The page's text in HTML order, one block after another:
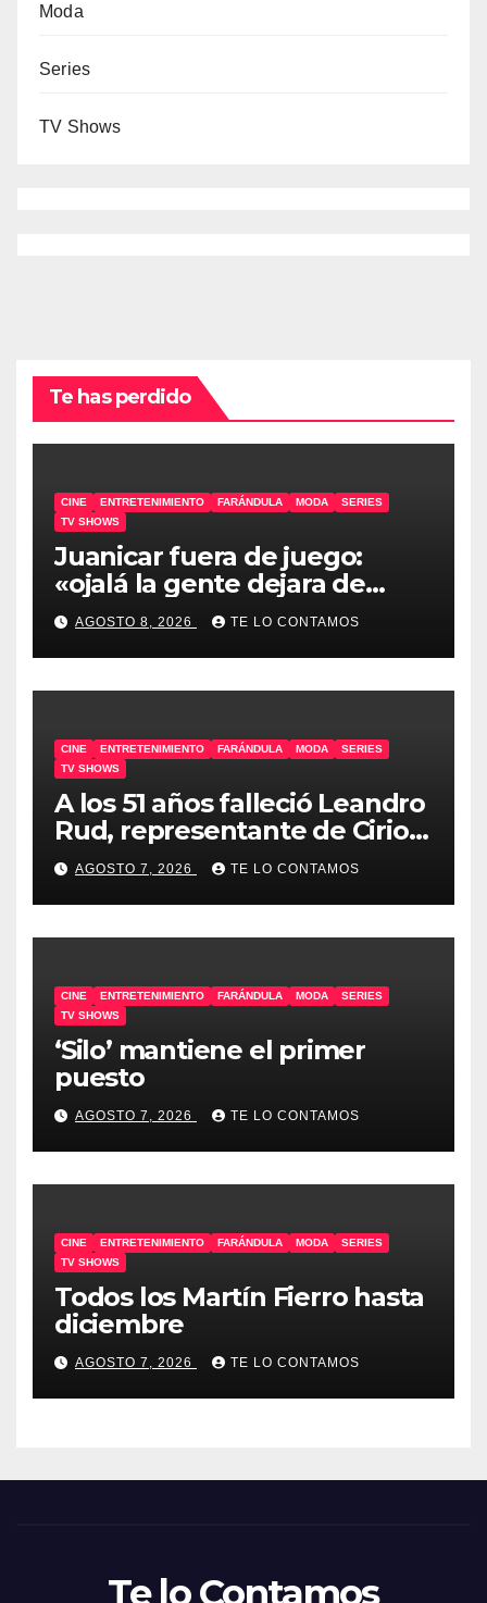
Moda
Series
TV Shows
Te has perdido
CINE ENTRETENIMIENTO FARÁNDULA MODA
SERIES
TV SHOWS
Juanicar fuera de juego:
«ojalá la gente dejara de
odiar tanto»
AGOSTO 8, 2026 TE LO CONTAMOS
CINE ENTRETENIMIENTO FARÁNDULA MODA
SERIES
TV SHOWS
A los 51 años falleció Leandro
Rud, representante de Cirio,
Loly, Marengo y Maglietti
AGOSTO 7, 2026 TE LO CONTAMOS
CINE ENTRETENIMIENTO FARÁNDULA MODA
SERIES
TV SHOWS
‘Silo’ mantiene el primer
puesto
AGOSTO 7, 2026 TE LO CONTAMOS
CINE ENTRETENIMIENTO FARÁNDULA MODA
SERIES
TV SHOWS
Todos los Martín Fierro hasta
diciembre
AGOSTO 7, 2026 TE LO CONTAMOS
Te lo Contamos